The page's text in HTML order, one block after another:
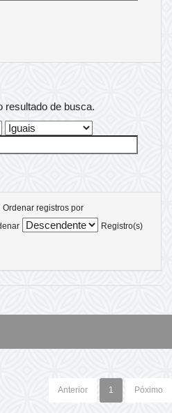
resultado de busca.
Ordenar registros por
Registro(s)
Anterior 1 Póximo